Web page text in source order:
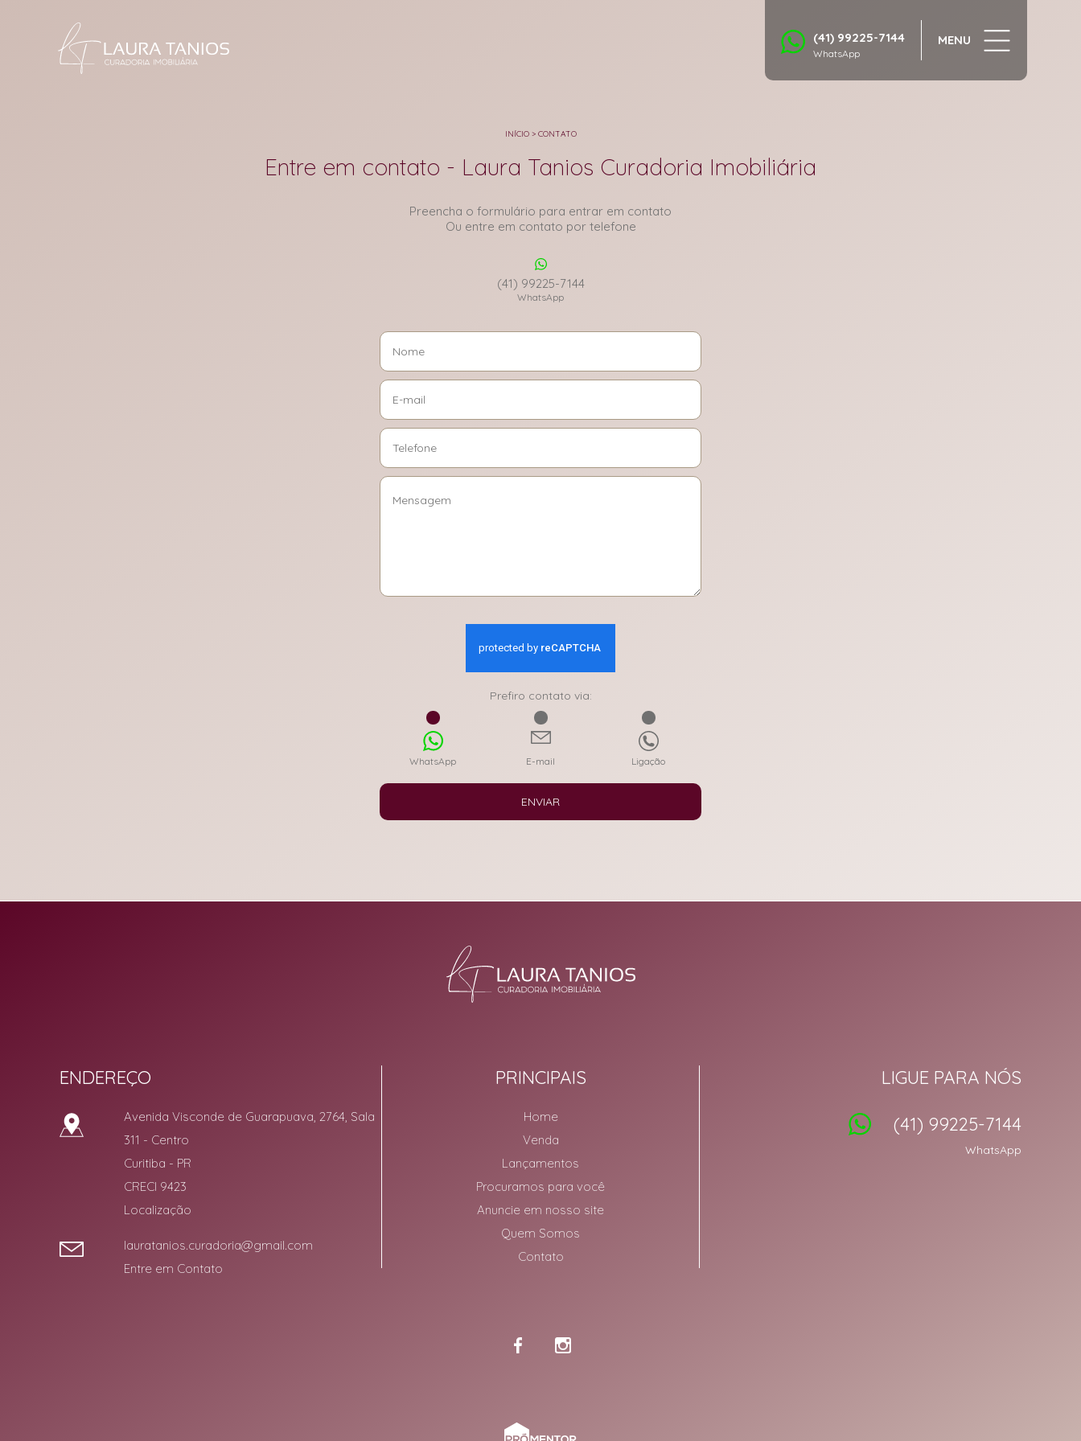
(41) 99225-7144
WhatsApp
MENU
INÍCIO> CONTATO
Entre em contato - Laura Tanios Curadoria Imobiliária
Preencha o formulário para entrar em contato
Ou entre em contato por telefone
(41) 99225-7144
WhatsApp
Prefiro contato via:
WhatsApp E-mail Ligação
ENVIAR
ENDEREÇO
Avenida Visconde de Guarapuava, 2764, Sala
311 - Centro
Curitiba - PR
CRECI 9423
Localização
lauratanios.curadoria@gmail.com
Entre em Contato
PRINCIPAIS
Home
Venda
Lançamentos
Procuramos para você
Anuncie em nosso site
Quem Somos
Contato
LIGUE PARA NÓS
(41) 99225-7144
WhatsApp